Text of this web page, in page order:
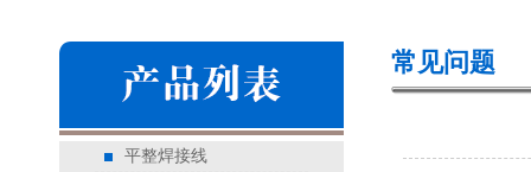
平整焊接线
常见问题